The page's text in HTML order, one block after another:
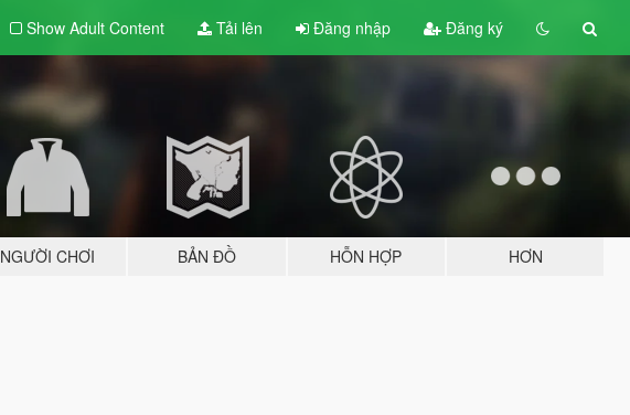
Show Adult Content Tải lên Đăng nhập Đăng ký
NGƯỜI CHƠI BẢN ĐỒ HỖN HỢP HƠN